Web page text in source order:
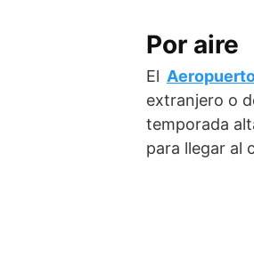
Por aire
El
extranjero o
temporada
para llegar al